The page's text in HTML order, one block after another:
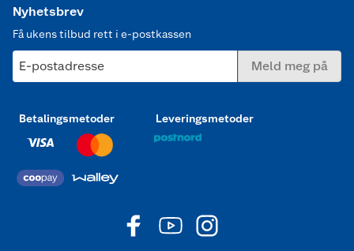
Nyhetsbrev
Få ukens tilbud rett i e-postkassen
E-postadresse Meld meg på
Betalingsmetoder Leveringsmetoder